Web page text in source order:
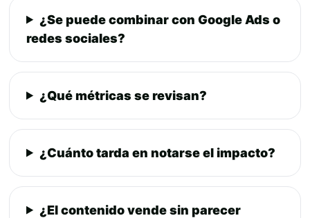
¿Se puede combinar con Google Ads o
redes sociales?
¿Qué métricas se revisan?
¿Cuánto tarda en notarse el impacto?
¿El contenido vende sin parecer